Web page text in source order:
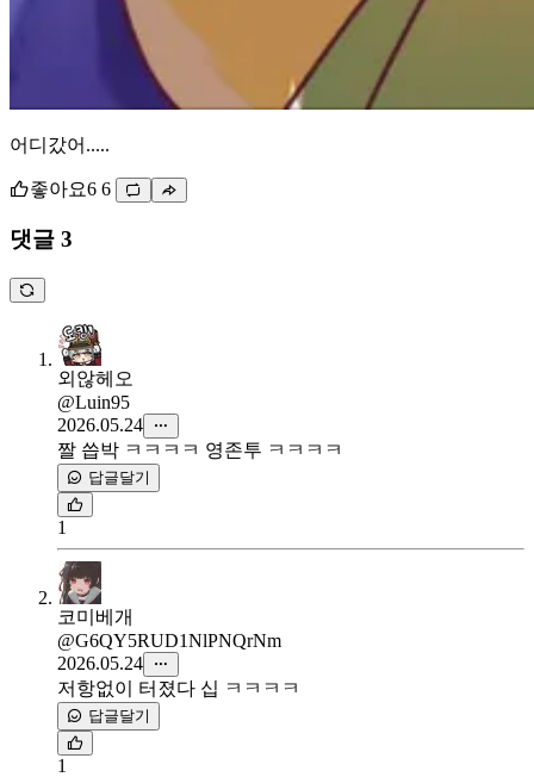
어디갔어.....
좋아요6 6
댓글 3
외않헤오
@Luin95
2026.05.24
짤 씁박 ㅋㅋㅋㅋ 영존투 ㅋㅋㅋㅋ
답글달기
1
코미베개
@G6QY5RUD1NlPNQrNm
2026.05.24
저항없이 터졌다 십 ㅋㅋㅋㅋ
답글달기
1